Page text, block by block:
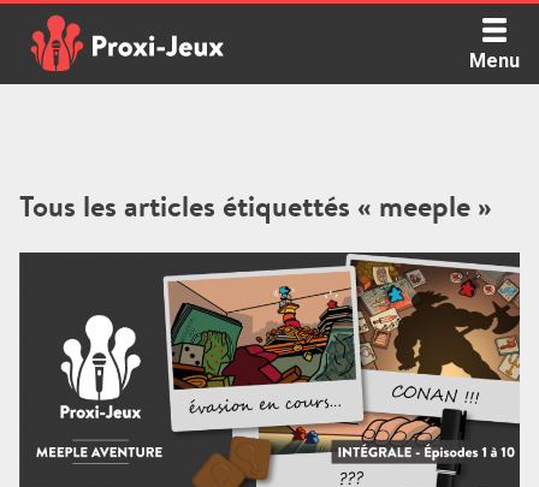
content
Menu
Tous les articles étiquettés « meeple »